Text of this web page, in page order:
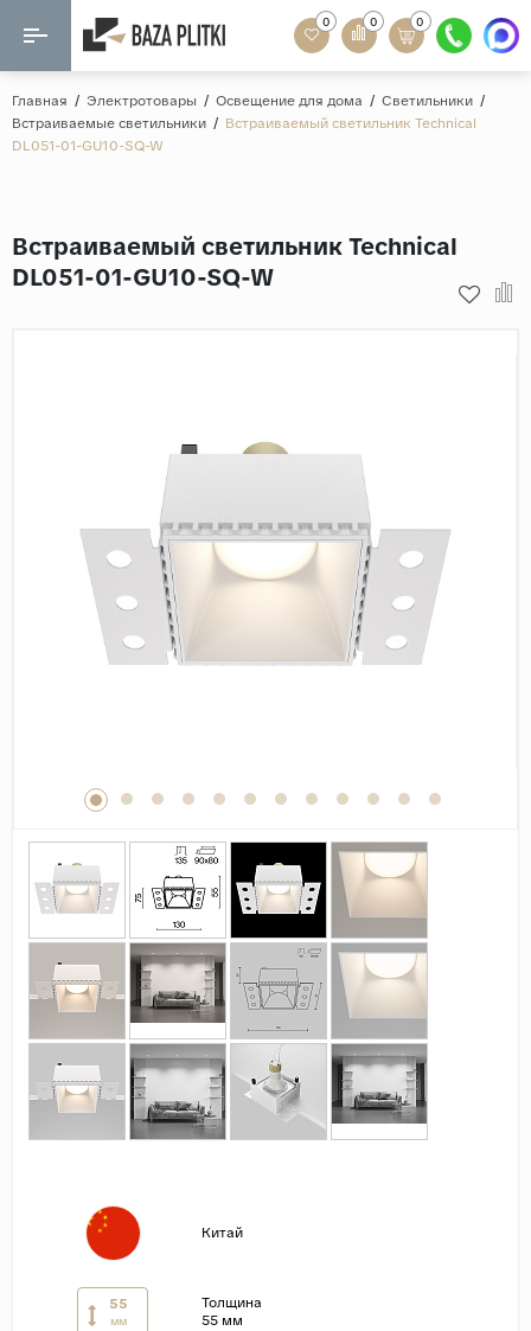
Назад
Керамогранит
Назад
20x120
Мрамор
Дерево
Камень
Оникс
Поверхность
Матовая
Сатинированная
Карвинг
Структурная
Антискользящая
Страны
Россия
Мозаика
0 0 0
Главная / Электротовары / Освещение для дома / Светильники /
Встраиваемые светильники / Встраиваемый светильник Technical
DL051-01-GU10-SQ-W
Встраиваемый светильник Technical
DL051-01-GU10-SQ-W
Китай
55
мм
Толщина
55 мм